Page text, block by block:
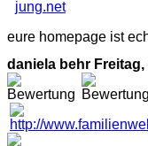
eure homepage ist
daniela behr